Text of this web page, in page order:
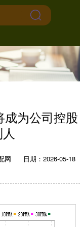
成为公司控股
网
日期：2026-05-18